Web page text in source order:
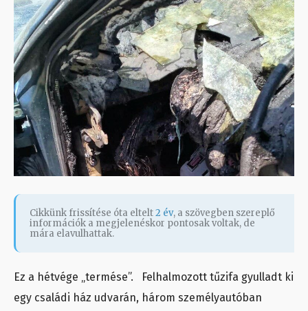
Cikkünk frissítése óta eltelt2 év, a szövegben szereplő
információk a megjelenéskor pontosak voltak, de
mára elavulhattak.
Ez a hétvége „termése”. Felhalmozott tűzifa gyulladt ki
egy családi ház udvarán, három személyautóban